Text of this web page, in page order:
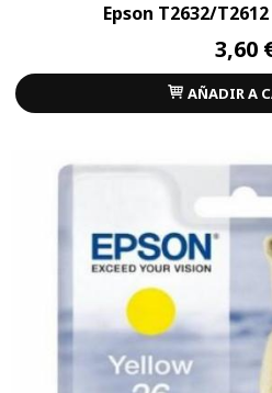
Epson T2632/
3,60
AÑADIR A